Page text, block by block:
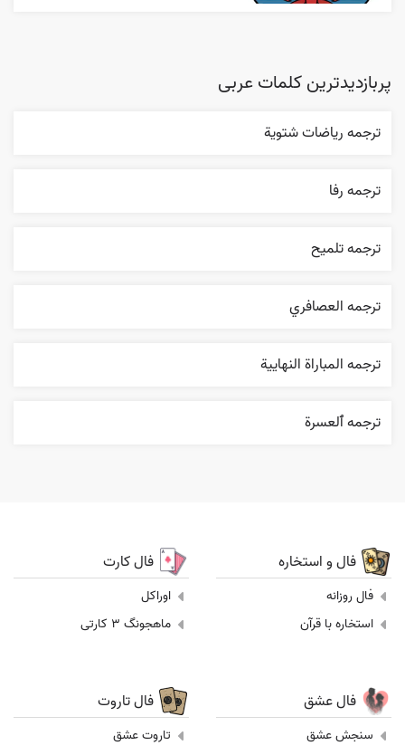
پربازدیدترین کلمات عربی
ترجمه رياضات شتوية
ترجمه رفا
ترجمه تلميح
ترجمه العصافري
ترجمه المباراة النهایية
ترجمه ٱلعسرة
فال و استخاره
فال روزانه
استخاره با قرآن
فال کارت
اوراکل
ماهجونگ 3 کارتی
فال عشق
سنجش عشق
فال تاروت
تاروت عشق